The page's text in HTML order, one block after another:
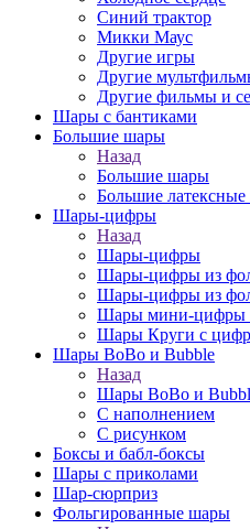
Синий трактор
Микки Маус
Другие игры
Другие
Другие фильмы и
Шары с бантиками
Большие шары
Назад
Большие шары
Большие латексные
Шары-цифры
Назад
Шары-цифры
Шары-цифры из
Шары-цифры из
Шары мини-цифры
Шары Круги с
Шары BoBo и Bubble
Назад
Шары BoBo и
С наполнением
С рисунком
Боксы и бабл-боксы
Шары с приколами
Шар-сюрприз
Фольгированные шары